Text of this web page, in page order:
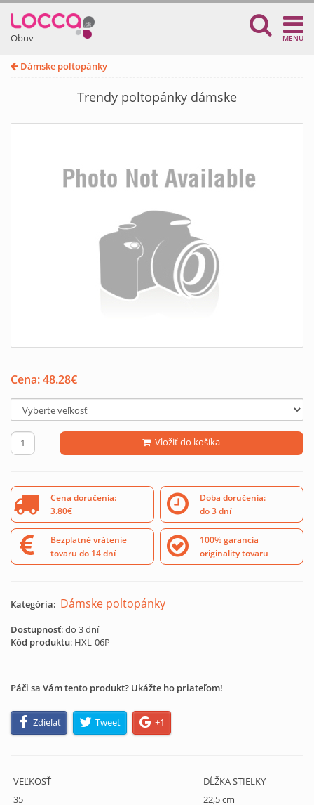
Obuv MENU
Dámske poltopánky
Trendy poltopánky dámske
Cena:48.28€
Vložiť do košíka
Cena doručenia:
3.80€
Doba doručenia:
do 3 dní
Bezplatné vrátenie
tovaru do 14 dní
100% garancia
originality tovaru
Kategória: Dámske poltopánky
Dostupnosť: do 3 dní
Kód produktu: HXL-06P
Páči sa Vám tento produkt? Ukážte ho priateľom!
Zdieľať Tweet +1
VEĽKOSŤ
DĹŽKA STIELKY
35
22,5 cm